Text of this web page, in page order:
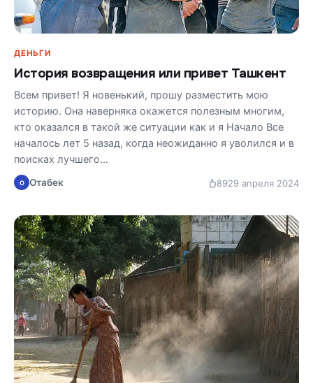
ДЕНЬГИ
История возвращения или привет Ташкент
Всем привет! Я новенький, прошу разместить мою
историю. Она наверняка окажется полезным многим,
кто оказался в такой же ситуации как и я Начало Все
началось лет 5 назад, когда неожиданно я уволился и в
поисках лучшего…
О Отабек 8929 апреля 2024